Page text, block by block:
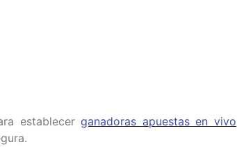
establecerganadoras apuestas en vivo